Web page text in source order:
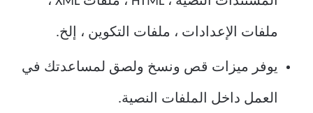
ملفات الإعدادات ، ملفات التكوين ، إلخ.
يوفر ميزات قص ونسخ ولصق لمساعدتك في
العمل داخل الملفات النصية.